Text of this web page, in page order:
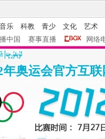
音乐 科教 青少 文化
艺术
中国 赛事直播
网络
年奥运会官方互